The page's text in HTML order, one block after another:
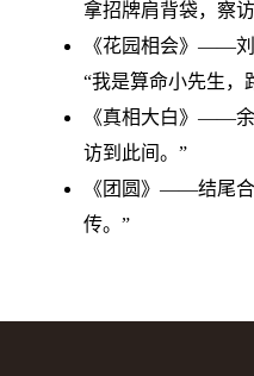
拿招牌肩背袋，察
《花园相会》——
“我是算命小先生，
《真相大白》——
访到此间。”
《团圆》——结尾
传。”